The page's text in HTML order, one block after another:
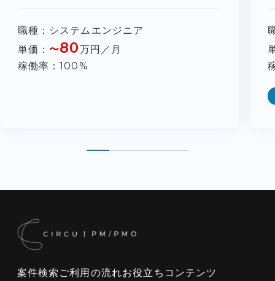
職種
システムエンジニア
単価
〜80万円／月
稼働率
100%
案件検索 ご利用の流れお役立ちコンテンツ